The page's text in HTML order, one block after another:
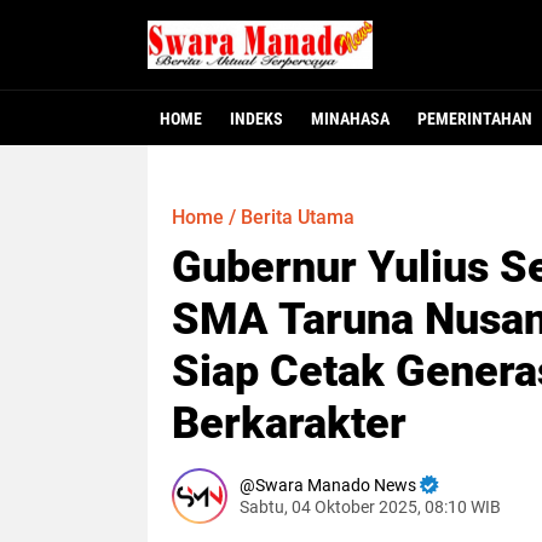
HOME INDEKS MINAHASA PEMERINTAHAN
Home / Berita Utama
Gubernur Yulius
SMA Taruna
Siap Cetak
Berkarakter
Swara Manado News
Sabtu, 04 Oktober 2025, 08:10 WIB